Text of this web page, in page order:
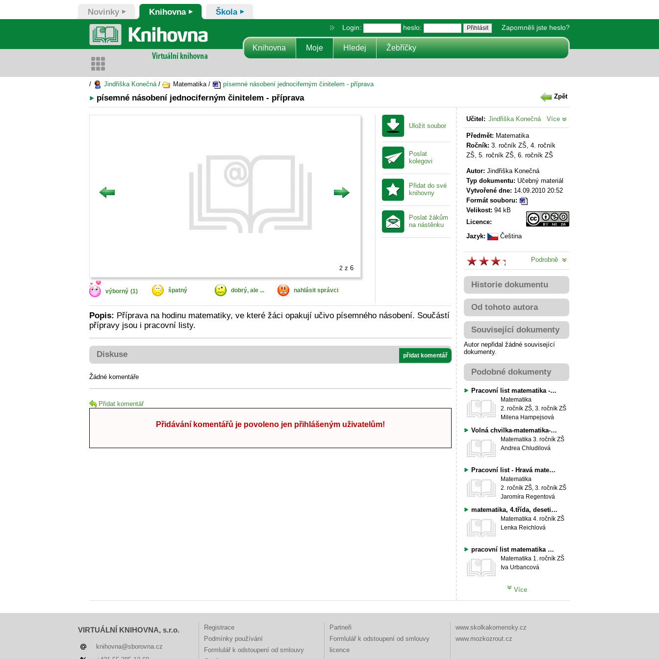
Novinky Knihovna Škola
Login: heslo: Zapomněli jste heslo?
Knihovna Moje Hledej Žebříčky
/ Jindřiška Konečná/ Matematika / písemné násobení jednociferným činitelem - příprava
písemné násobení jednociferným činitelem - příprava Zpět
2 z 6
výborný (1) špatný dobrý, ale ... nahlásit správci
Uložit soubor
Poslat
kolegovi
Přidat do své
knihovny
Poslat žákům
na nástěnku
Popis: Příprava na hodinu matematiky, ve které žáci opakují učivo písemného násobení. Součástí
přípravy jsou i pracovní listy.
Diskuse přidat komentář
Žádné komentáře
Přidat komentář
Přidávání komentářů je povoleno jen přihlášeným uživatelům!
Učitel: Jindřiška Konečná Více
Předmět: Matematika
Ročník: 3. ročník ZŠ, 4. ročník
ZŠ, 5. ročník ZŠ, 6. ročník ZŠ
Autor: Jindřiška Konečná
Typ dokumentu: Učebný materiál
Vytvořené dne: 14.09.2010 20:52
Formát souboru:
Velikost: 94 kB
Licence:
Jazyk:
Čeština
Podrobně
Historie dokumentu
Od tohoto autora
Související dokumenty
Autor nepřidal žádné související
dokumenty.
Podobné dokumenty
Pracovní list matematika - násoblika
Matematika
2. ročník ZŠ, 3. ročník ZŠ
Milena Hampejsová
Volná chvilka-matematika- násobení, dělení
Matematika 3. ročník ZŠ
Andrea Chludilová
Pracovní list - Hravá matematika
Matematika
2. ročník ZŠ, 3. ročník ZŠ
Jaromíra Regentová
matematika, 4.třída, desetinná čísla, dělení dvojciferným číslem, sčítání pod sebe, opakování v dubnu jako test nebo pracovní list na procvičení
Matematika 4. ročník ZŠ
Lenka Reichlová
pracovní list matematika pro 1.ročník
Matematika 1. ročník ZŠ
Iva Urbancová
Více
VIRTUÁLNÍ KNIHOVNA, s.r.o.
knihovna@sborovna.cz
Registrace
Podmínky používání
Formlulář k odstoupení od smlouvy
Partneři
Formlulář k odstoupení od smlouvy
licence
www.skolkakomensky.cz
www.mozkozrout.cz